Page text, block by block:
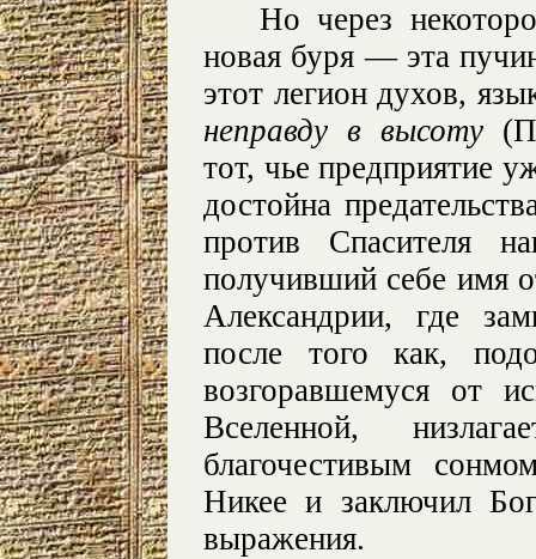
Но через
новая буря — эта
этот легион духов,
неправду в высоту
тот, чье предприятие
достойна
против Спасителя
получивший себе имя
Александрии, где
после того как,
возгоравшемуся от
Вселенной,
благочестивым
Никее и заключил
выражения.